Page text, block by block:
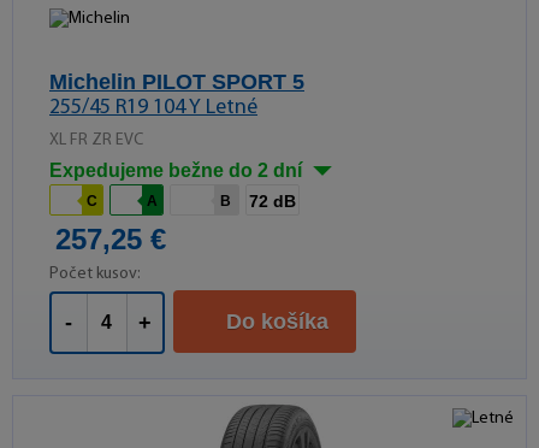
Michelin PILOT SPORT 5
255/45 R19 104 Y Letné
XL FR ZR EVC
Expedujeme bežne do 2 dní
C A B 72 dB
257,25 €
Počet kusov:
- + Do košíka